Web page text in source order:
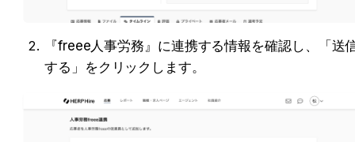
『freee人事労務』に連携する情報を確認し、「送
する」をクリックします。